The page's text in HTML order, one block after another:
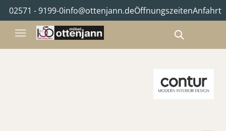
02571 - 9199-0info@ottenjann.deÖffnungszeitenAnfahrt